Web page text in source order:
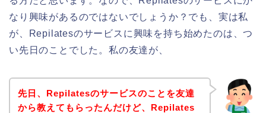
なり興味があるのではないでしょうか？でも、実は私
が、Repilatesのサービスに興味を持ち始めたのは、つ
い先日のことでした。私の友達が、
先日、Repilatesのサービスのことを友達
から教えてもらったんだけど、Repilates